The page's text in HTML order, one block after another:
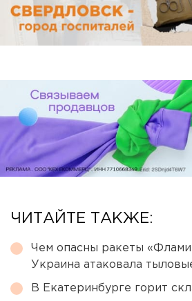
ЧИТАЙТЕ ТАКЖЕ:
Чем опасны ракеты
Украина атаковала
В Екатеринбурге горит